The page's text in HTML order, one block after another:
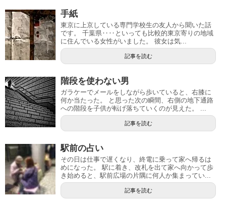
手紙
東京に上京している専門学校生の友人から聞いた話
です。 千葉県‥‥といっても比較的東京寄りの地域
に住んでいる女性がいました。 彼女は気...
記事を読む
階段を使わない男
ガラケーでメールをしながら歩いていると、右膝に
何か当たった。 と思った次の瞬間、右側の地下通路
への階段を子供が転げ落ちていくのが見えた。 ...
記事を読む
駅前の占い
その日は仕事で遅くなり、終電に乗って家へ帰るは
めになった。 駅に着き、改札を出て家へ向かって歩
き始めると、駅前広場の片隅に何人か集まってい...
記事を読む